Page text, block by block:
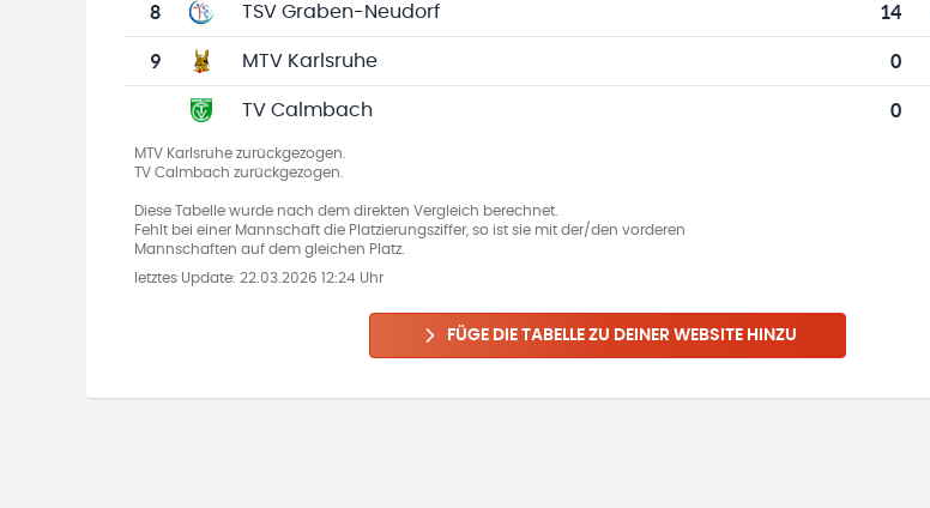
8 TSV Graben-Neudorf 14
9 MTV Karlsruhe 0
TV Calmbach 0
MTV Karlsruhe zurückgezogen.
TV Calmbach zurückgezogen.
Diese Tabelle wurde nach dem direkten Vergleich berechnet.
Fehlt bei einer Mannschaft die Platzierungsziffer, so ist sie mit der/den vorderen
Mannschaften auf dem gleichen Platz.
letztes Update: 22.03.2026 12:24 Uhr
FÜGE DIE TABELLE ZU DEINER WEBSITE HINZU